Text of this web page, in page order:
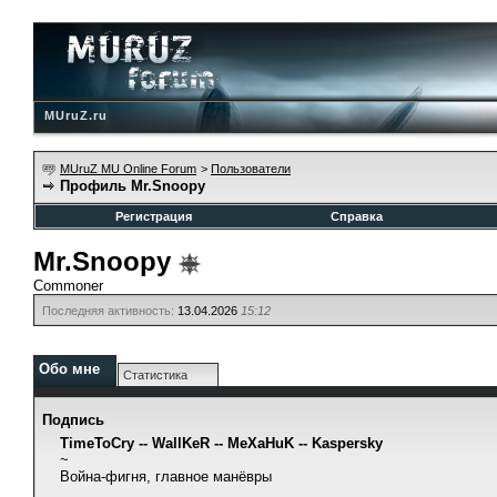
MUruZ.ru
MUruZ MU Online Forum > Пользователи
Профиль Mr.Snoopy
Регистрация
Справка
Mr.Snoopy
Commoner
Последняя активность: 13.04.2026 15:12
Обо мне Статистика
Подпись
TimeToCry -- WallKeR -- MeXaHuK -- Kaspersky
~
Война-фигня, главное манёвры